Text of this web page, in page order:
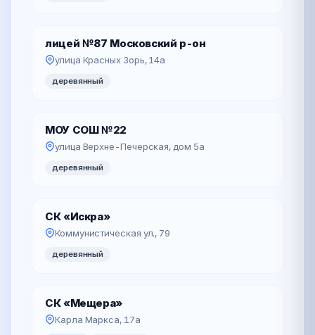
лицей №87 Московский р-он
улица Красных Зорь, 14а
деревянный
МОУ СОШ №22
улица Верхне-Печерская, дом 5а
деревянный
СК «Искра»
Коммунистическая ул., 79
деревянный
СК «Мещера»
Карла Маркса, 17а